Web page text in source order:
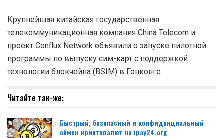
Крупнейшая китайская государственная
телекоммуникационная компания China Telecom и
проект Conflux Network объявили о запуске пилотной
программы по выпуску сим-карт с поддержкой
технологии блокчейна (BSIM) в Гонконге.
Читайте так-же:
Быстрый, безопасный и конфиденциальный
обмен криптовалют на ipay24.org